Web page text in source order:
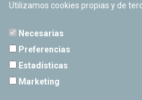
Utilizamos cookies propias y de
Necesarias
Preferencias
Estadísticas
Marketing